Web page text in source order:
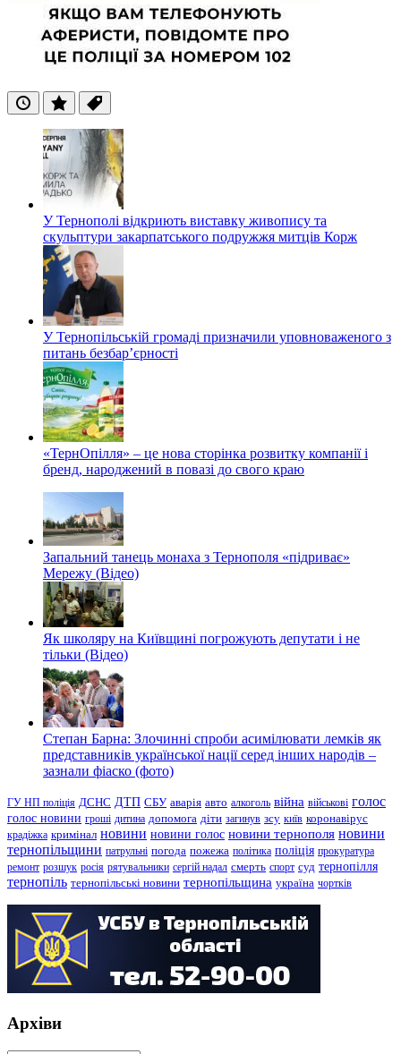
ОстанніПопулярні
Теги
У Тернополі відкриють виставку живопису та
скульптури закарпатського подружжя митців Корж
У Тернопільській громаді призначили уповноваженого з
питань безбар’єрності
«ТернОпілля» – це нова сторінка розвитку компанії і
бренд, народжений в повазі до свого краю
Запальний танець монаха з Тернополя «підриває»
Мережу (Відео)
Як школяру на Київщині погрожують депутати і не
тільки (Відео)
Степан Барна: Злочинні спроби асимілювати лемків як
представників української нації серед інших народів –
зазнали фіаско (фото)
ГУ НП поліція ДСНС ДТП СБУ аварія авто алкоголь війна військові голос
голос новини гроші дитина допомога діти загинув зсу київ коронавірус
крадіжка кримінал новини новини голос новини тернополя новини
тернопільщини патрульні погода пожежа політика поліція прокуратура
ремонт розшук росія рятувальники сергій надал смерть спорт суд тернопілля
тернопіль тернопільські новини тернопільщина україна чортків
Архіви